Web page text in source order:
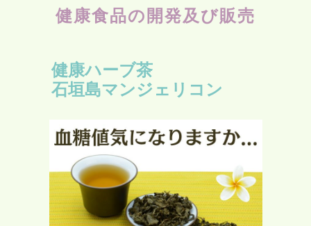
健康食品の開発及び​販売
健康ハーブ茶
石垣島マンジェリコン